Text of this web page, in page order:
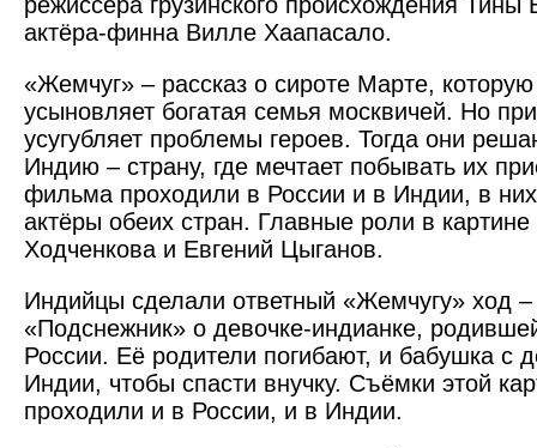
актёра-финна Вилле Хаапасало.
«Жемчуг» – рассказ о сироте Марте,
усыновляет богатая семья москвичей. Но
усугубляет проблемы героев. Тогда они
Индию – страну, где мечтает побывать их
фильма проходили в России и в Индии, в
актёры обеих стран. Главные роли в
Ходченкова и Евгений Цыганов.
Индийцы сделали ответный «Жемчугу» ход
«Подснежник» о девочке-индианке,
России. Её родители погибают, и бабушка с
Индии, чтобы спасти внучку. Съёмки этой
проходили и в России, и в Индии.